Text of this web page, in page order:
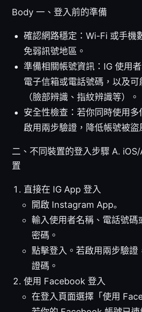
Body 一、登入前的準備
確認網路穩定：Wi-Fi 或手機
免弱訊號地區。
準備相關帳號資訊：IG 使用
電子信箱或電話號碼，以及
（臉部辨識、指紋辨識等）。
安全性檢查：若你同時使用
啟用兩步驗證，降低帳號被盜
二、不同裝置的登入步驟 A.
置
直接在 IG App 登入
開啟 Instagram App。
輸入使用者名稱、電話號碼
密碼。
點擊登入。若啟用兩步驗證
證碼。
使用 Facebook 登入
在登入頁面選擇「使用